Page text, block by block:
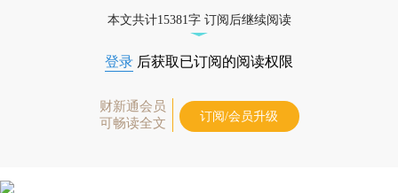
本文共计15381字 订阅后继续阅读
登录 后获取已订阅的阅读权限
财新通会员
可畅读全文
订阅/会员升级